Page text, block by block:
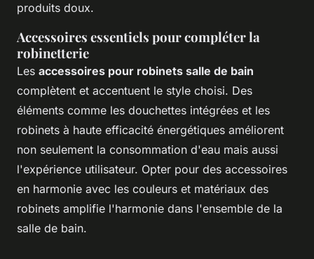
produits doux.
Accessoires essentiels pour compléter la
robinetterie
Les accessoires pour robinets salle de bain
complètent et accentuent le style choisi. Des
éléments comme les douchettes intégrées et les
robinets à haute efficacité énergétiques améliorent
non seulement la consommation d'eau mais aussi
l'expérience utilisateur. Opter pour des accessoires
en harmonie avec les couleurs et matériaux des
robinets amplifie l'harmonie dans l'ensemble de la
salle de bain.